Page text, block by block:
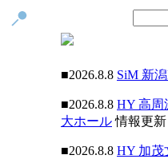
■2026.8.8 SiM 新
■2026.8.8 HY 高周
大ホール情報更新
■2026.8.8 HY 加茂